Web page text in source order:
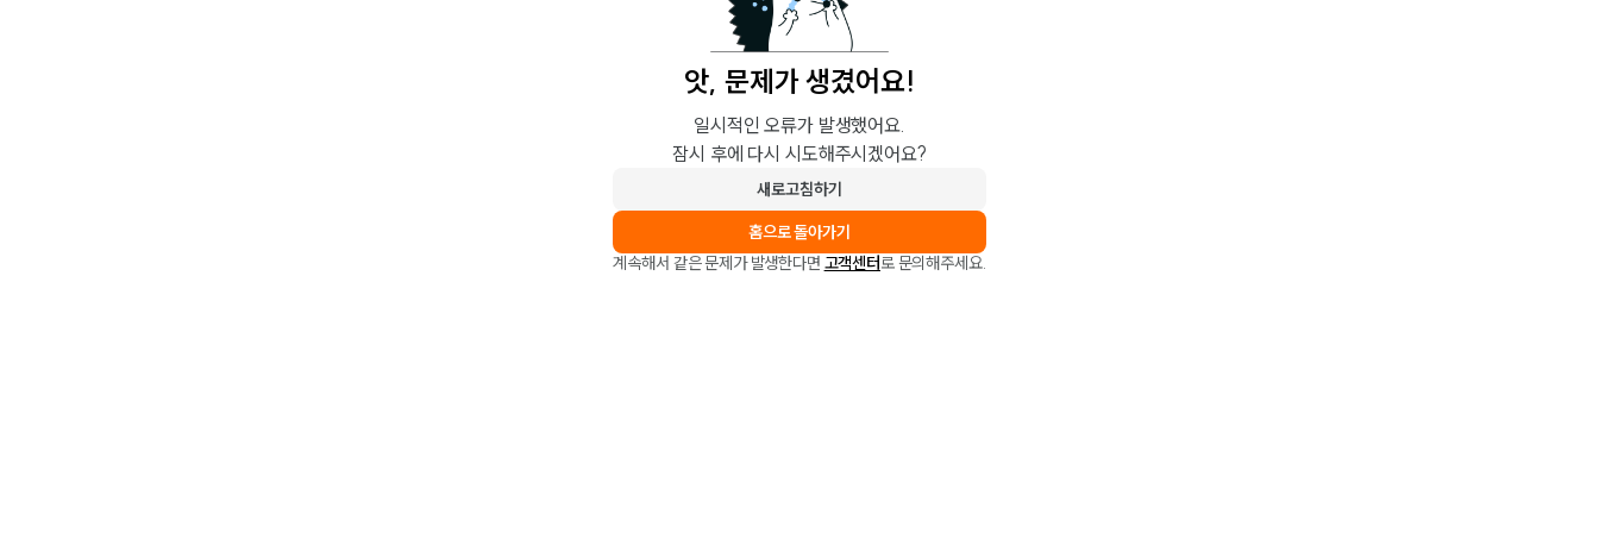
앗, 문제가 생겼어요!
일시적인 오류가 발생했어요.
잠시 후에 다시 시도해주시겠어요?
새로고침하기
홈으로 돌아가기
계속해서 같은 문제가 발생한다면 고객센터로 문의해주세요.